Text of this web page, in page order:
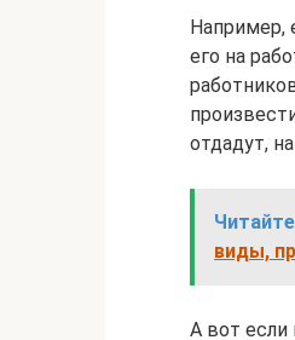
Например,
его на
отдадут,
виды,
А вот